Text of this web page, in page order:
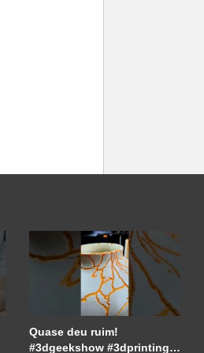
Quase deu ruim!
#3dgeekshow #3dprinting